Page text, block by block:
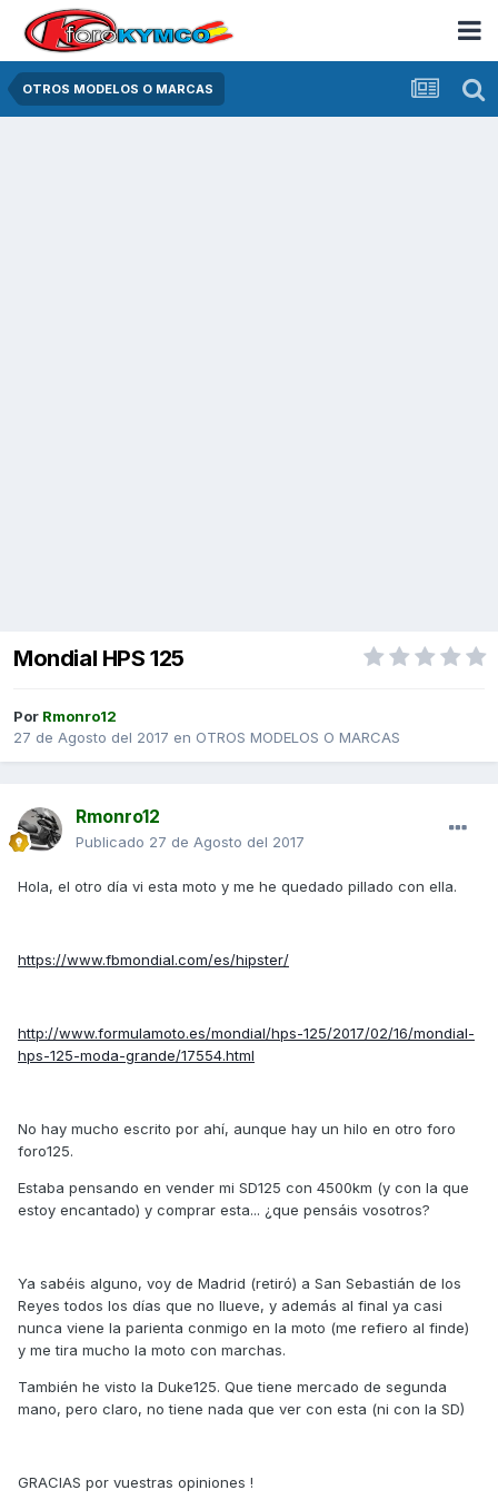
OTROS MODELOS O MARCAS
Mondial HPS 125
Por Rmonro12
27 de Agosto del 2017 en OTROS MODELOS O MARCAS
Rmonro12
Publicado 27 de Agosto del 2017
Hola, el otro día vi esta moto y me he quedado pillado con ella.
https://www.fbmondial.com/es/hipster/
http://www.formulamoto.es/mondial/hps-125/2017/02/16/mondial-
hps-125-moda-grande/17554.html
No hay mucho escrito por ahí, aunque hay un hilo en otro foro
foro125.
Estaba pensando en vender mi SD125 con 4500km (y con la que
estoy encantado) y comprar esta... ¿que pensáis vosotros?
Ya sabéis alguno, voy de Madrid (retiró) a San Sebastián de los
Reyes todos los días que no llueve, y además al final ya casi
nunca viene la parienta conmigo en la moto (me refiero al finde)
y me tira mucho la moto con marchas.
También he visto la Duke125. Que tiene mercado de segunda
mano, pero claro, no tiene nada que ver con esta (ni con la SD)
GRACIAS por vuestras opiniones !